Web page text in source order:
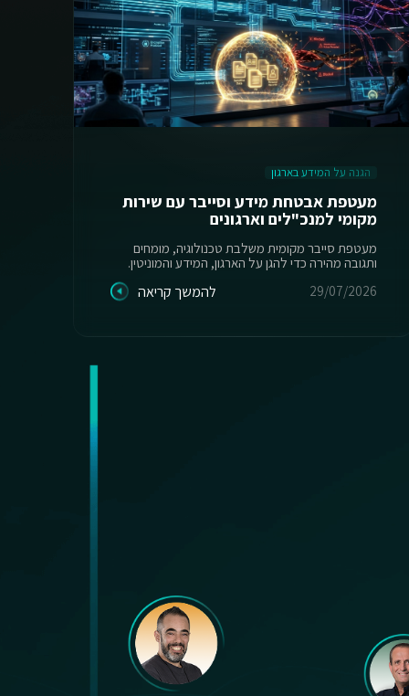
הגנה על המידע בארגון
מעטפת אבטחת מידע וסייבר עם שירות
מקומי למנכ"לים וארגונים
מעטפת סייבר מקומית משלבת טכנולוגיה, מומחים
ותגובה מהירה כדי להגן על הארגון, המידע והמוניטין.
29/07/2026
להמשך קריאה